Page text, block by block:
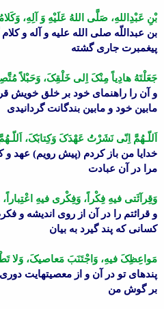
بْنِ عَبْدِاللهِ، صَلَّى اللهُ عَلَیْهِ وَ آلِهِ،
بن عبداللّه صلى الله علیه و آله و
پیغمبرت جارى گشته
جَعَلْتَهُ هادِیاً مِنْکَ اِلى خَلْقِکَ، وَحَبْلاً
و آن را راهنماى خود بر خلق خویش
مابین خود و مابین بندگانت گردانیدى
اَللّـهُمَّ اِنّى نَشَرْتُ عَهْدَکَ وَکِتابَکَ،
خدایا من باز کردم (پیش رویم) عهد و
مرا در آن عبادت
وَقِرآئَتى فیهِ فِکْراً، وَفِکْرى فیهِ
و قرائتم را در آن از روى اندیشه و
کسانى که پند گیرد به بیان
مَواعِظِکَ فیهِ، وَاجْتَنَبَ مَعاصیکَ، وَلا
پندهاى تو در آن و از معصیتهایت
بر گوش من